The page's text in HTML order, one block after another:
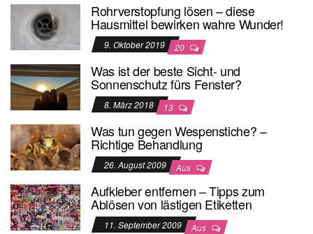
Rohrverstopfung lösen – diese
Hausmittel bewirken wahre Wunder!
9. Oktober 2019 20
Was ist der beste Sicht- und
Sonnenschutz fürs Fenster?
8. März 2018 13
Was tun gegen Wespenstiche? –
Richtige Behandlung
26. August 2009 Aus
Aufkleber entfernen – Tipps zum
Ablösen von lästigen Etiketten
11. September 2009 Aus